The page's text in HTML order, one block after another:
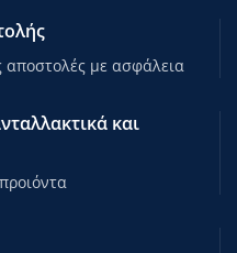
αποστολές με ασφάλεια
και